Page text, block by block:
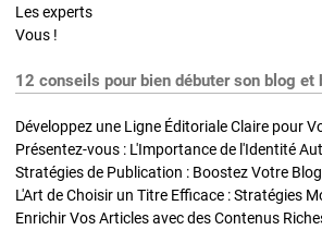
Les experts
Vous !
12 conseils pour bien débuter son blog et
Développez une Ligne Éditoriale Claire pour
Présentez-vous : L'Importance de l'Identité
L'Art de Choisir un Titre Efficace : Stratégies